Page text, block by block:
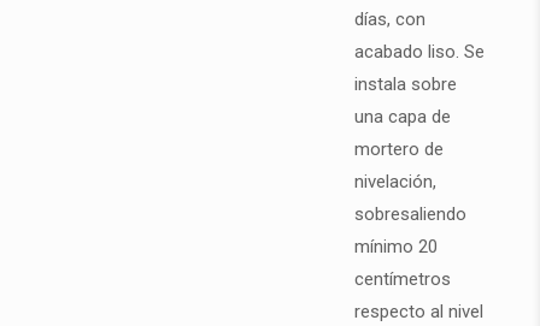
días, con
acabado liso. Se
instala sobre
una capa de
mortero de
nivelación,
sobresaliendo
mínimo 20
centímetros
respecto al nivel